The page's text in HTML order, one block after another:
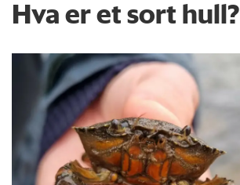
Hva er et sort hull?